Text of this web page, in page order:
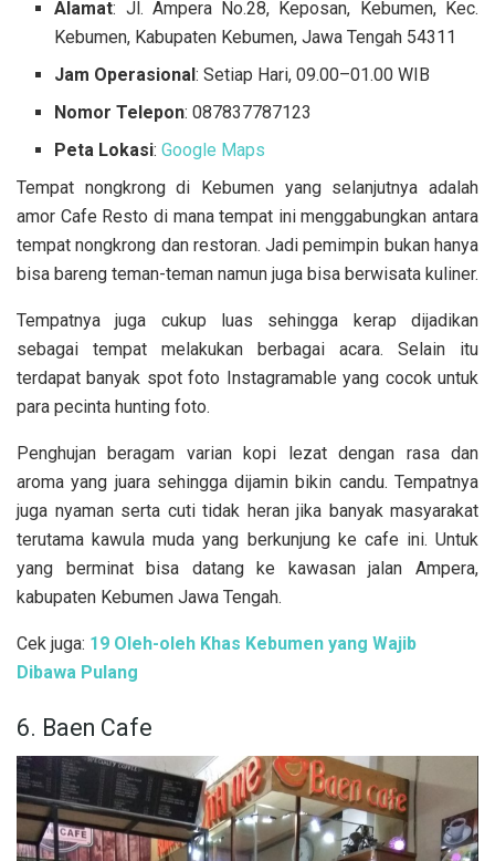
Alamat: Jl. Ampera No.28, Keposan, Kebumen, Kec.
Kebumen, Kabupaten Kebumen, Jawa Tengah 54311
Jam Operasional: Setiap Hari, 09.00–01.00 WIB
Nomor Telepon: 087837787123
Peta Lokasi:Google Maps
Tempat nongkrong di Kebumen yang selanjutnya adalah
amor Cafe Resto di mana tempat ini menggabungkan antara
tempat nongkrong dan restoran. Jadi pemimpin bukan hanya
bisa bareng teman-teman namun juga bisa berwisata kuliner.
Tempatnya juga cukup luas sehingga kerap dijadikan
sebagai tempat melakukan berbagai acara. Selain itu
terdapat banyak spot foto Instagramable yang cocok untuk
para pecinta hunting foto.
Penghujan beragam varian kopi lezat dengan rasa dan
aroma yang juara sehingga dijamin bikin candu. Tempatnya
juga nyaman serta cuti tidak heran jika banyak masyarakat
terutama kawula muda yang berkunjung ke cafe ini. Untuk
yang berminat bisa datang ke kawasan jalan Ampera,
kabupaten Kebumen Jawa Tengah.
Cek juga: 19 Oleh-oleh Khas Kebumen yang Wajib
Dibawa Pulang
6. Baen Cafe